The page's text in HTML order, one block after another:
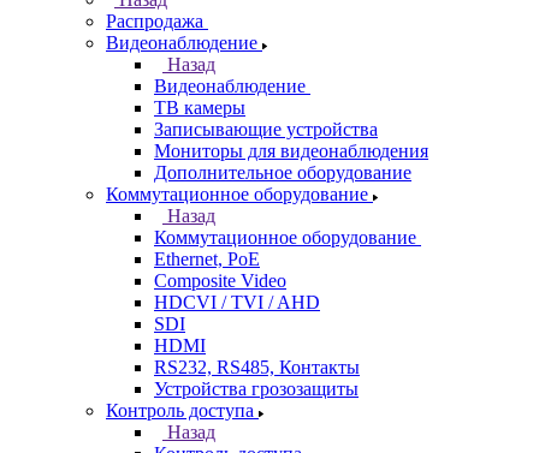
Распродажа
Видеонаблюдение
Назад
Видеонаблюдение
ТВ камеры
Записывающие устройства
Мониторы для видеонаблюдения
Дополнительное оборудование
Коммутационное оборудование
Назад
Коммутационное оборудование
Ethernet, PoE
Composite Video
HDCVI / TVI / AHD
SDI
HDMI
RS232, RS485, Контакты
Устройства грозозащиты
Контроль доступа
Назад